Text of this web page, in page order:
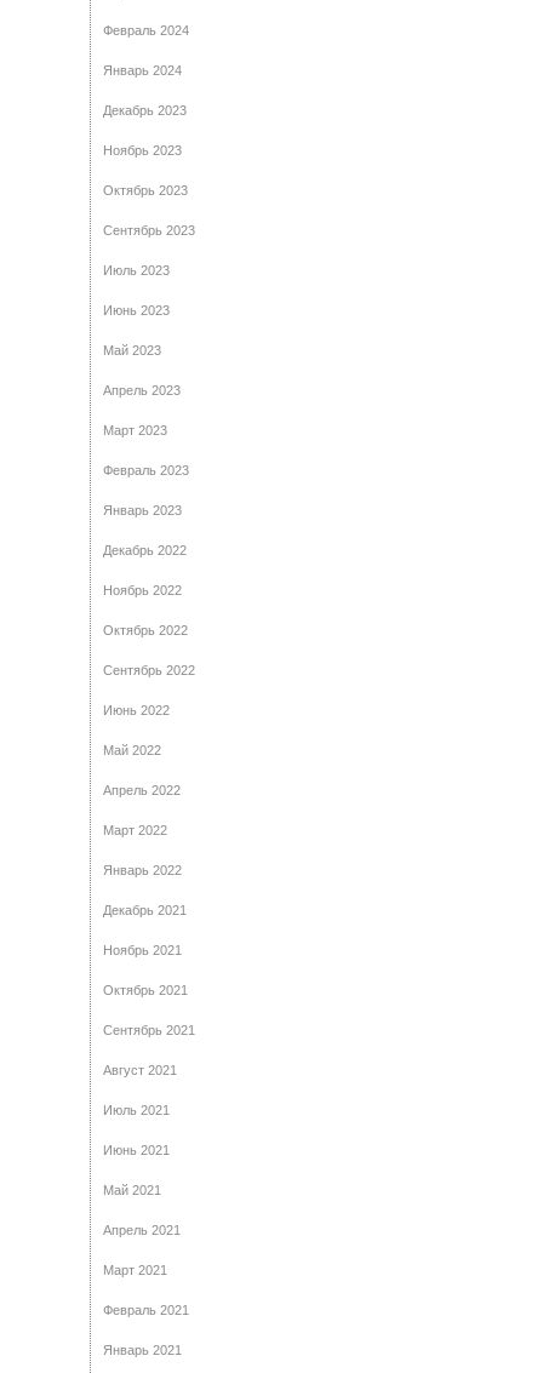
Февраль 2024
Январь 2024
Декабрь 2023
Ноябрь 2023
Октябрь 2023
Сентябрь 2023
Июль 2023
Июнь 2023
Май 2023
Апрель 2023
Март 2023
Февраль 2023
Январь 2023
Декабрь 2022
Ноябрь 2022
Октябрь 2022
Сентябрь 2022
Июнь 2022
Май 2022
Апрель 2022
Март 2022
Январь 2022
Декабрь 2021
Ноябрь 2021
Октябрь 2021
Сентябрь 2021
Август 2021
Июль 2021
Июнь 2021
Май 2021
Апрель 2021
Март 2021
Февраль 2021
Январь 2021